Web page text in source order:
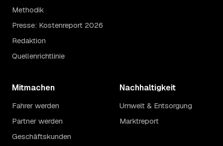
Methodik
Presse: Kostenreport 2026
Redaktion
Quellenrichtlinie
Mitmachen
Fahrer werden
Partner werden
Geschäftskunden
Nachhaltigkeit
Umwelt & Entsorgung
Marktreport